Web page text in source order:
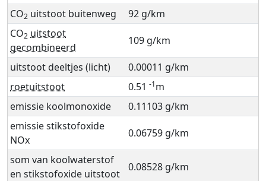
CO2 uitstoot buitenweg
92 g/km
CO2 uitstoot
gecombineerd
109 g/km
uitstoot deeltjes (licht)
0.00011 g/km
roetuitstoot
0.51 -1m
emissie koolmonoxide
0.11103 g/km
emissie stikstofoxide
NOx
0.06759 g/km
som van koolwaterstof
en stikstofoxide uitstoot
0.08528 g/km